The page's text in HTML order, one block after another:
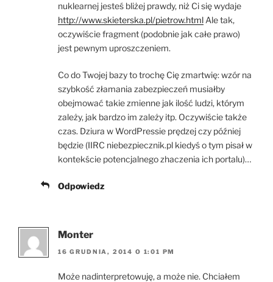
nuklearnej jesteś bliżej prawdy, niż Ci się wydaje
http://www.skieterska.pl/pietrow.html Ale tak,
oczywiście fragment (podobnie jak całe prawo)
jest pewnym uproszczeniem.
Co do Twojej bazy to trochę Cię zmartwię: wzór na
szybkość złamania zabezpieczeń musiałby
obejmować takie zmienne jak ilość ludzi, którym
zależy, jak bardzo im zależy itp. Oczywiście także
czas. Dziura w WordPressie prędzej czy później
będzie (IIRC niebezpiecznik.pl kiedyś o tym pisał w
kontekście potencjalnego zhaczenia ich portalu)…
Odpowiedz
Monter
16 GRUDNIA, 2014 O 1:01 PM
Może nadinterpretowuję, a może nie. Chciałem